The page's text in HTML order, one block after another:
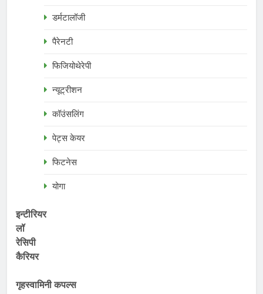
डर्मटालॉजी
पैरेनटी
फिजियोथेरेपी
न्यूट्रीशन
कॉउंसलिंग
पेट्स केयर
फिटनेस
योगा
इन्टीरियर
लॉ
रेसिपी
कैरियर
गृहस्वामिनी कपल्स